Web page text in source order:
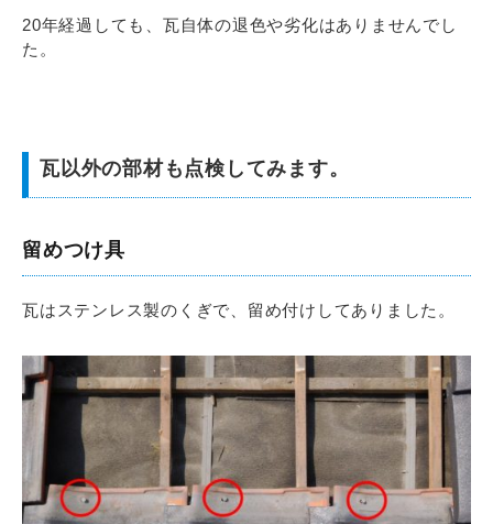
20年経過しても、瓦自体の退色や劣化はありませんでし
た。
瓦以外の部材も点検してみます。
留めつけ具
瓦はステンレス製のくぎで、留め付けしてありました。